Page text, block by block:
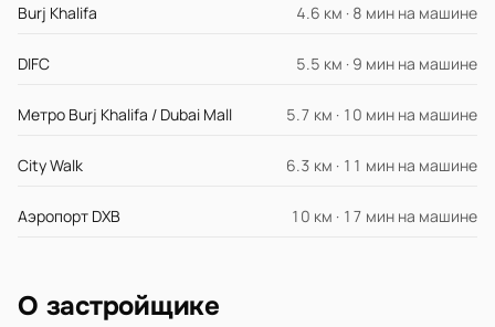
Burj Khalifa 4.6 км · 8 мин на машине
DIFC 5.5 км · 9 мин на машине
Метро Burj Khalifa / Dubai Mall 5.7 км · 10 мин на машине
City Walk 6.3 км · 11 мин на машине
Аэропорт DXB 10 км · 17 мин на машине
О застройщике